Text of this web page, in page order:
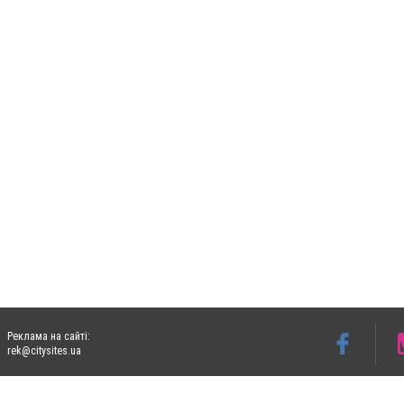
Реклама на сайті:
rek@citysites.ua